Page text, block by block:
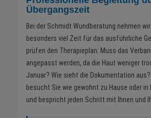
Übergangszeit
Bei der Schmidt Wundberatung nehmen
besonders viel Zeit für das ausführliche
prüfen den Therapieplan: Muss das
angepasst werden, da die Haut weniger
Januar? Wie sieht die Dokumentation
besucht Sie wie gewohnt zu Hause oder in
und bespricht jeden Schritt mit Ihnen und